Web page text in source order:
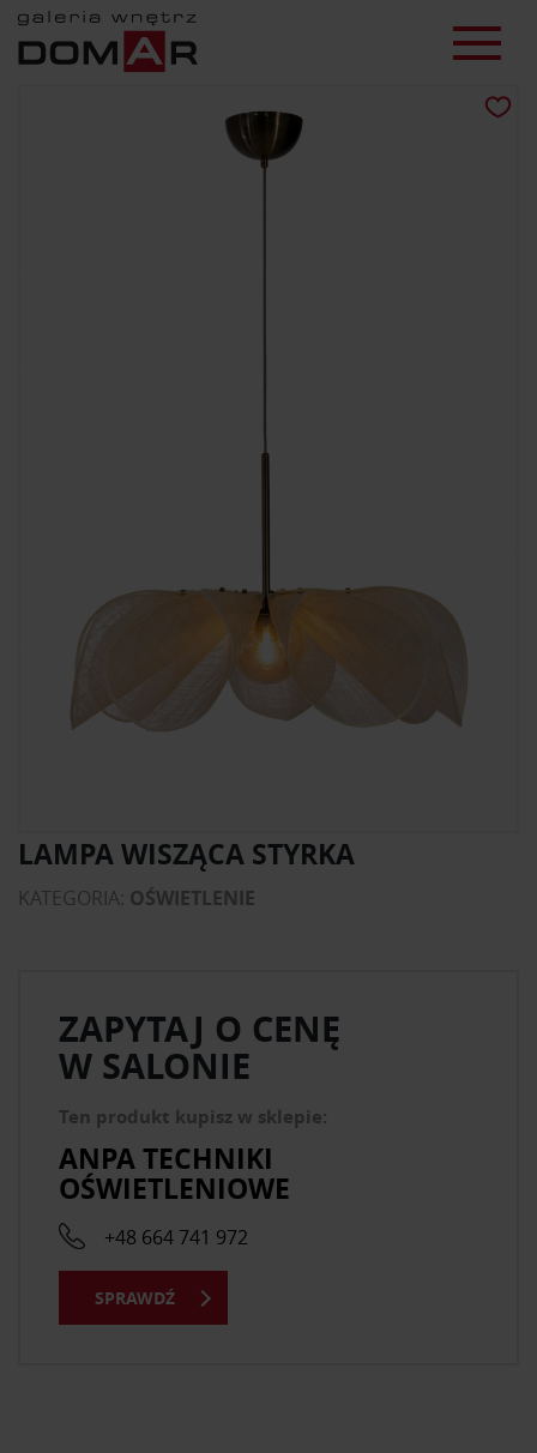
LAMPA WISZĄCA STYRKA
KATEGORIA: OŚWIETLENIE
ZAPYTAJ O CENĘ
W SALONIE
Ten produkt kupisz w sklepie:
ANPA TECHNIKI
OŚWIETLENIOWE
+48 664 741 972
SPRAWDŹ